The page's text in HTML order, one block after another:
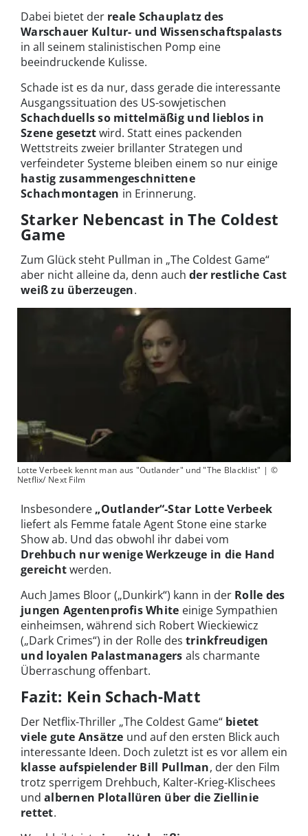
Dabei bietet der reale Schauplatz des
Warschauer Kultur- und Wissenschaftspalasts
in all seinem stalinistischen Pomp eine
beeindruckende Kulisse.
Schade ist es da nur, dass gerade die interessante
Ausgangssituation des US-sowjetischen
Schachduells so mittelmäßig und lieblos in
Szene gesetztwird. Statt eines packenden
Wettstreits zweier brillanter Strategen und
verfeindeter Systeme bleiben einem so nur einige
hastig zusammengeschnittene
Schachmontagen in Erinnerung.
Starker Nebencast in The Coldest
Game
Zum Glück steht Pullman in „The Coldest Game“
aber nicht alleine da, denn auch der restliche Cast
weiß zu überzeugen.
Lotte Verbeek kennt man aus "Outlander" und "The Blacklist" | ©
Netflix/ Next Film
Insbesondere „Outlander“-Star Lotte Verbeek
liefert als Femme fatale Agent Stone eine starke
Show ab. Und das obwohl ihr dabei vom
Drehbuch nur wenige Werkzeuge in die Hand
gereichtwerden.
Auch James Bloor („Dunkirk“) kann in der Rolle des
jungen Agentenprofis White einige Sympathien
einheimsen, während sich Robert Wieckiewicz
(„Dark Crimes“) in der Rolle des trinkfreudigen
und loyalen Palastmanagers als charmante
Überraschung offenbart.
Fazit: Kein Schach-Matt
Der Netflix-Thriller „The Coldest Game“ bietet
viele gute Ansätze und auf den ersten Blick auch
interessante Ideen. Doch zuletzt ist es vor allem ein
klasse aufspielender Bill Pullman, der den Film
trotz sperrigem Drehbuch, Kalter-Krieg-Klischees
und albernen Plotallüren über die Ziellinie
rettet.